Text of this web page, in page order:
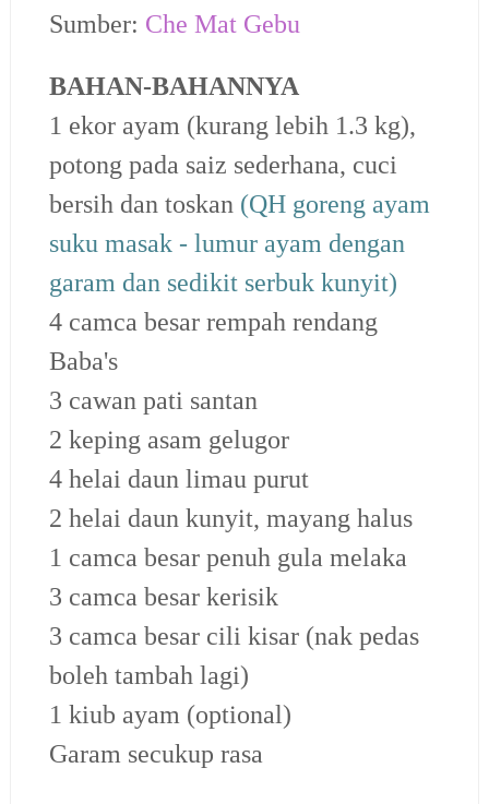
Sumber: Che Mat Gebu
BAHAN-BAHANNYA
1 ekor ayam (kurang lebih 1.3 kg),
potong pada saiz sederhana, cuci
bersih dan toskan (QH goreng ayam
suku masak - lumur ayam dengan
garam dan sedikit serbuk kunyit)
4 camca besar rempah rendang
Baba's
3 cawan pati santan
2 keping asam gelugor
4 helai daun limau purut
2 helai daun kunyit, mayang halus
1 camca besar penuh gula melaka
3 camca besar kerisik
3 camca besar cili kisar (nak pedas
boleh tambah lagi)
1 kiub ayam (optional)
Garam secukup rasa